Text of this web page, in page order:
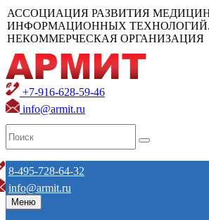
АССОЦИАЦИЯ РАЗВИТИЯ
ИНФОРМАЦИОННЫХ ТЕХНОЛОГИЙ.
НЕКОММЕРЧЕСКАЯ ОРГАНИЗАЦИЯ
+7-916-628-59-46
info@armit.ru
8-495-728-64-32
info@armit.ru
Меню